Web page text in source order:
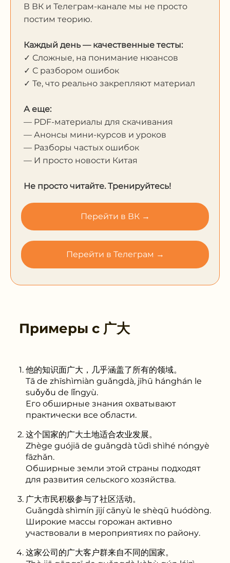
В ВК и Телеграм-канале мы не просто
постим теорию.
Каждый день — качественные тесты:
✓ Сложные, на понимание нюансов
✓ С разбором ошибок
✓ Те, что реально закрепляют материал
А еще:
— PDF-материалы для скачивания
— Анонсы мини-курсов и уроков
— Разборы частых ошибок
— И просто новости Китая
Не просто читайте. Тренируйтесь!
Перейти в ВК →
Перейти в Телеграм →
Примеры с 广大
他的知识面广大，几乎涵盖了所有的领域。
Tā de zhīshìmiàn guǎngdà, jīhū hánghán le
suǒyǒu de lǐngyù.
Его обширные знания охватывают
практически все области.
这个国家的广大土地适合农业发展。
Zhège guójiā de guǎngdà tǔdì shìhé nóngyè
fāzhǎn.
Обширные земли этой страны подходят
для развития сельского хозяйства.
广大市民积极参与了社区活动。
Guǎngdà shìmín jījí cānyù le shèqū huódòng.
Широкие массы горожан активно
участвовали в мероприятиях по району.
这家公司的广大客户群来自不同的国家。